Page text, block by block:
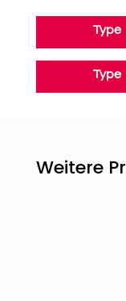
Type
Type
Weitere